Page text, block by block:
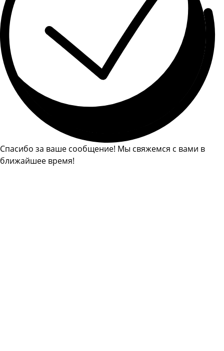
Спасибо за ваше сообщение! Мы свяжемся с вами в
ближайшее время!